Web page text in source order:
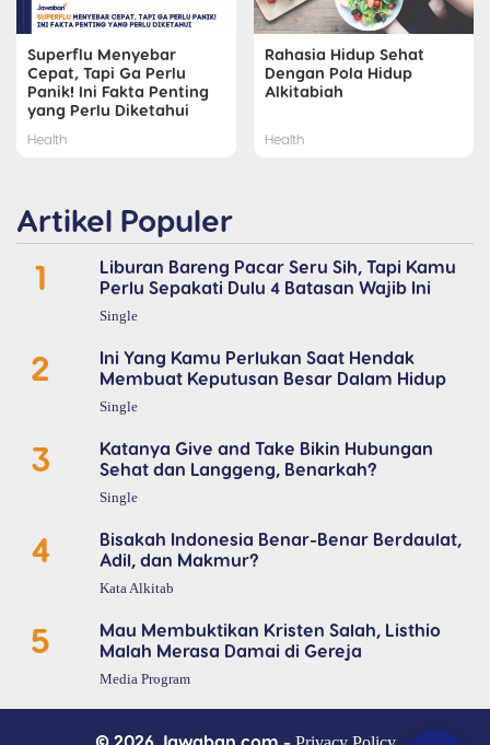
Superflu Menyebar
Cepat, Tapi Ga Perlu
Panik! Ini Fakta Penting
yang Perlu Diketahui
Health
Rahasia Hidup Sehat
Dengan Pola Hidup
Alkitabiah
Health
Artikel Populer
1
Liburan Bareng Pacar Seru Sih, Tapi Kamu
Perlu Sepakati Dulu 4 Batasan Wajib Ini
Single
2
Ini Yang Kamu Perlukan Saat Hendak
Membuat Keputusan Besar Dalam Hidup
Single
3
Katanya Give and Take Bikin Hubungan
Sehat dan Langgeng, Benarkah?
Single
4
Bisakah Indonesia Benar-Benar Berdaulat,
Adil, dan Makmur?
Kata Alkitab
5
Mau Membuktikan Kristen Salah, Listhio
Malah Merasa Damai di Gereja
Media Program